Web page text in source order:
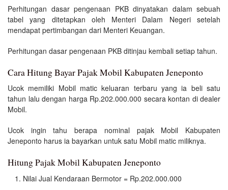
Perhitungan dasar pengenaan PKB dinyatakan dalam sebuah
tabel yang ditetapkan oleh Menteri Dalam Negeri setelah
mendapat pertimbangan dari Menteri Keuangan.
Perhitungan dasar pengenaan PKB ditinjau kembali setiap tahun.
Cara Hitung Bayar Pajak Mobil Kabupaten Jeneponto
Ucok memiliki Mobil matic keluaran terbaru yang ia beli satu
tahun lalu dengan harga Rp.202.000.000 secara kontan di dealer
Mobil.
Ucok ingin tahu berapa nominal pajak Mobil Kabupaten
Jeneponto harus ia bayarkan untuk satu Mobil matic miliknya.
Hitung Pajak Mobil Kabupaten Jeneponto
Nilai Jual Kendaraan Bermotor = Rp.202.000.000